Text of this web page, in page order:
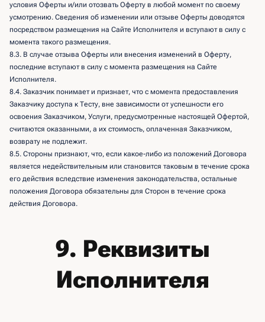
условия Оферты и/или отозвать Оферту в любой момент по своему
усмотрению. Сведения об изменении или отзыве Оферты доводятся
посредством размещения на Сайте Исполнителя и вступают в силу с
момента такого размещения.
8.3. В случае отзыва Оферты или внесения изменений в Оферту,
последние вступают в силу с момента размещения на Сайте
Исполнителя.
8.4. Заказчик понимает и признает, что с момента предоставления
Заказчику доступа к Тесту, вне зависимости от успешности его
освоения Заказчиком, Услуги, предусмотренные настоящей Офертой,
считаются оказанными, а их стоимость, оплаченная Заказчиком,
возврату не подлежит.
8.5. Стороны признают, что, если какое-либо из положений Договора
является недействительным или становится таковым в течение срока
его действия вследствие изменения законодательства, остальные
положения Договора обязательны для Сторон в течение срока
действия Договора.
9. Реквизиты
Исполнителя